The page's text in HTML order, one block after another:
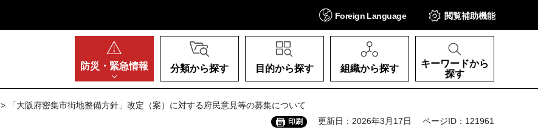
Foreign Language 閲覧補助機能
防災・ 緊急情報 分類から探す 目的から探す 組織から探す
キーワードから
探す
> 「大阪府密集市街地整備方針」改定（案）に対する府民意見等の募集について
印刷 更新日：2026年3月17日 ページID：121961